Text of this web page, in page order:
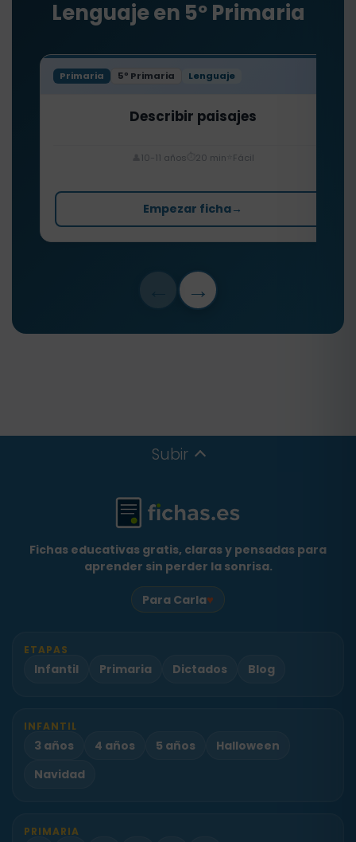
Lenguaje en 5º Primaria
Primaria 5º Primaria Lenguaje
Describir paisajes
10-11 años 20 min Fácil
Empezar ficha→
→
Subir
Fichas educativas gratis, claras y pensadas para
aprender sin perder la sonrisa.
Para Carla♥
ETAPAS
Infantil Primaria Dictados Blog
INFANTIL
3 años 4 años 5 años
Halloween
Navidad
PRIMARIA